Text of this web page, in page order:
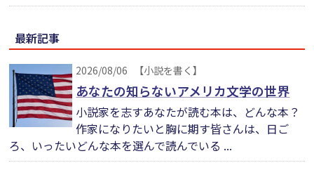
最新記事
2026/08/06 【小説を書く】
あなたの知らないアメリカ文学の世界
小説家を志すあなたが読む本は、どんな本？
作家になりたいと胸に期す皆さんは、日ご
ろ、いったいどんな本を選んで読んでいる ...